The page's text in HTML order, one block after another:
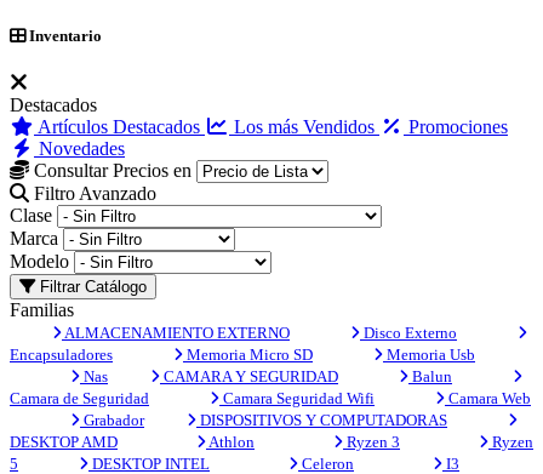
Inventario
Destacados
Artículos Destacados
Los más Vendidos
Promociones
Novedades
Consultar Precios en
Filtro Avanzado
Clase
Marca
Modelo
Filtrar Catálogo
Familias
ALMACENAMIENTO EXTERNO
Disco Externo
Encapsuladores
Memoria Micro SD
Memoria Usb
Nas
CAMARA Y SEGURIDAD
Balun
Camara de Seguridad
Camara Seguridad Wifi
Camara Web
Grabador
DISPOSITIVOS Y COMPUTADORAS
DESKTOP AMD
Athlon Ryzen 3
Ryzen
5
DESKTOP INTEL Celeron
I3